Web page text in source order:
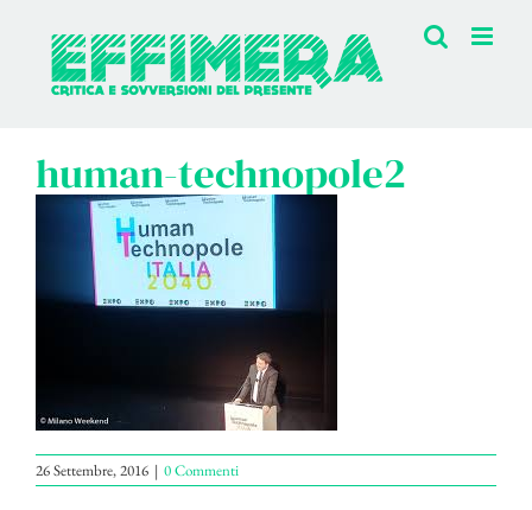
contenuto
human-technopole2
26 Settembre, 2016 | 0 Commenti